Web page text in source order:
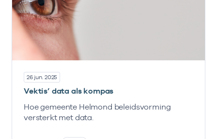
26 jun. 2025
Vektis’ data als kompas
Hoe gemeente Helmond beleidsvorming
versterkt met data.